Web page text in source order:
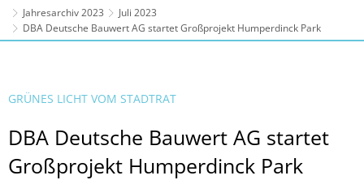
Jahresarchiv 2023
Juli 2023
DBA Deutsche Bauwert AG startet Großprojekt Humperdinck Park
GRÜNES LICHT VOM STADTRAT
DBA Deutsche Bauwert AG startet
Großprojekt Humperdinck Park